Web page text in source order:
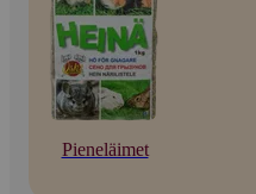
Pieneläimet